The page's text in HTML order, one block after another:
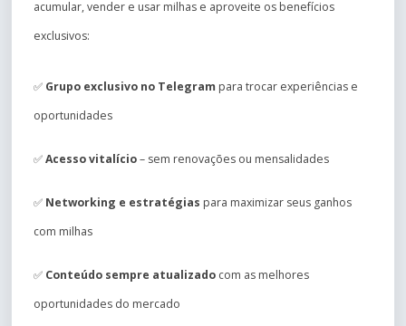
acumular, vender e usar milhas e aproveite os benefícios
exclusivos:
✅ Grupo exclusivo no Telegram para trocar experiências e
oportunidades
✅Acesso vitalício– sem renovações ou mensalidades
✅ Networking e estratégias para maximizar seus ganhos
com milhas
✅ Conteúdo sempre atualizado com as melhores
oportunidades do mercado